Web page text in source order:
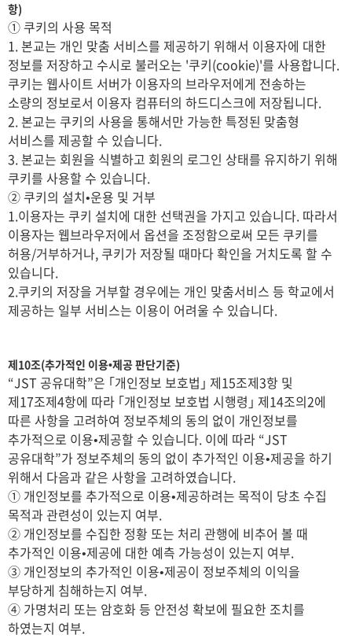
항)
① 쿠키의 사용 목적
1. 본교는 개인 맞춤 서비스를 제공하기 위해서 이용자에 대한
정보를 저장하고 수시로 불러오는 '쿠키(cookie)'를 사용합니다.
쿠키는 웹사이트 서버가 이용자의 브라우저에게 전송하는
소량의 정보로서 이용자 컴퓨터의 하드디스크에 저장됩니다.
2. 본교는 쿠키의 사용을 통해서만 가능한 특정된 맞춤형
서비스를 제공할 수 있습니다.
3. 본교는 회원을 식별하고 회원의 로그인 상태를 유지하기 위해
쿠키를 사용할 수 있습니다.
② 쿠키의 설치•운용 및 거부
1.이용자는 쿠키 설치에 대한 선택권을 가지고 있습니다. 따라서
이용자는 웹브라우저에서 옵션을 조정함으로써 모든 쿠키를
허용/거부하거나, 쿠키가 저장될 때마다 확인을 거치도록 할 수
있습니다.
2.쿠키의 저장을 거부할 경우에는 개인 맞춤서비스 등 학교에서
제공하는 일부 서비스는 이용이 어려울 수 있습니다.
제10조(추가적인 이용•제공 판단기준)
“JST 공유대학”은 ｢개인정보 보호법｣ 제15조제3항 및
제17조제4항에 따라 ｢개인정보 보호법 시행령｣ 제14조의2에
따른 사항을 고려하여 정보주체의 동의 없이 개인정보를
추가적으로 이용•제공할 수 있습니다. 이에 따라 “JST
공유대학”가 정보주체의 동의 없이 추가적인 이용•제공을 하기
위해서 다음과 같은 사항을 고려하였습니다.
① 개인정보를 추가적으로 이용•제공하려는 목적이 당초 수집
목적과 관련성이 있는지 여부.
② 개인정보를 수집한 정황 또는 처리 관행에 비추어 볼 때
추가적인 이용•제공에 대한 예측 가능성이 있는지 여부.
③ 개인정보의 추가적인 이용•제공이 정보주체의 이익을
부당하게 침해하는지 여부.
④ 가명처리 또는 암호화 등 안전성 확보에 필요한 조치를
하였는지 여부.